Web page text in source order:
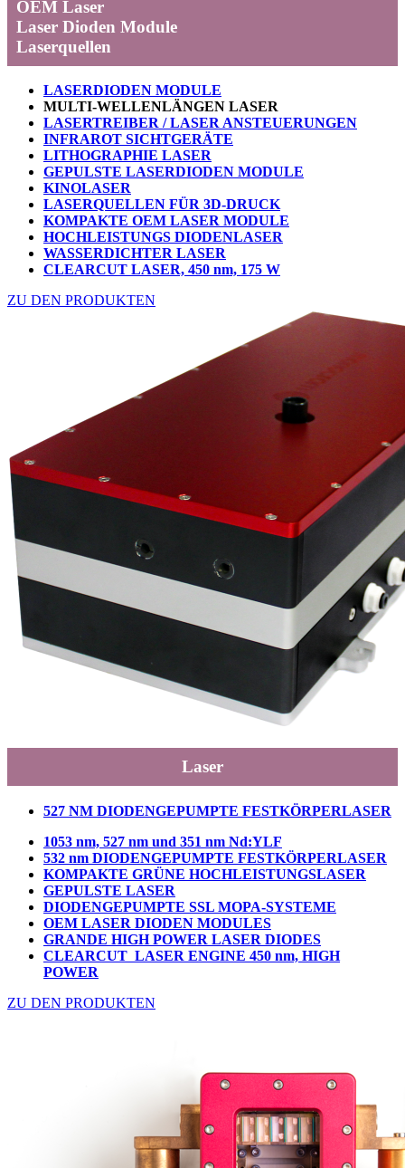
OEM Laser
Laser Dioden Module
Laserquellen
LASERDIODEN MODULE
MULTI-WELLENLÄNGEN LASER
LASERTREIBER / LASER ANSTEUERUNGEN
INFRAROT SICHTGERÄTE
LITHOGRAPHIE LASER
GEPULSTE LASERDIODEN MODULE
KINOLASER
LASERQUELLEN FÜR 3D-DRUCK
KOMPAKTE OEM LASER MODULE
HOCHLEISTUNGS DIODENLASER
WASSERDICHTER LASER
CLEARCUT LASER, 450 nm, 175 W
ZU DEN PRODUKTEN
Laser
527 NM DIODENGEPUMPTE FESTKÖRPERLASER
1053 nm, 527 nm und 351 nm Nd:YLF
532 nm DIODENGEPUMPTE FESTKÖRPERLASER
KOMPAKTE GRÜNE HOCHLEISTUNGSLASER
GEPULSTE LASER
DIODENGEPUMPTE SSL MOPA-SYSTEME
OEM LASER DIODEN MODULES
GRANDE HIGH POWER LASER DIODES
CLEARCUT LASER ENGINE 450 nm, HIGH
POWER
ZU DEN PRODUKTEN